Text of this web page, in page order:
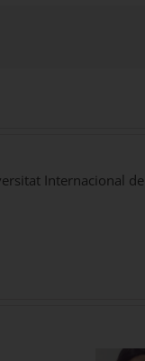
Internacional